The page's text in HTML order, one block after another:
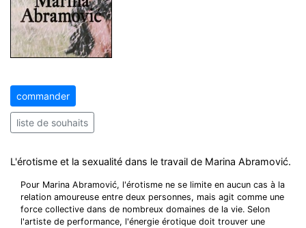
commander
liste de souhaits
L'érotisme et la sexualité dans le travail de Marina Abramović.
Pour Marina Abramović, l'érotisme ne se limite en aucun cas à la
relation amoureuse entre deux personnes, mais agit comme une
force collective dans de nombreux domaines de la vie. Selon
l'artiste de performance, l'énergie érotique doit trouver une